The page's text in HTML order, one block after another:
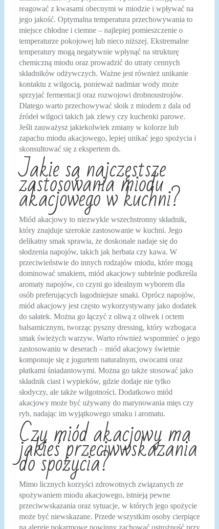
reagować z kwasami obecnymi w miodzie i wpływać na
jego jakość. Optymalna temperatura przechowywania to
miejsce chłodne i ciemne – najlepiej pomieszczenie o
temperaturze pokojowej lub nieco niższej. Ekstremalne
temperatury mogą negatywnie wpłynąć na strukturę
chemiczną miodu oraz prowadzić do utraty cennych
składników odżywczych. Ważne jest również unikanie
kontaktu z wilgocią, ponieważ nadmiar wody może
sprzyjać fermentacji oraz rozwojowi drobnoustrojów.
Dlatego warto przechowywać słoik z miodem z dala od
źródeł wilgoci takich jak zlewy czy kuchenki parowe.
Jeśli zauważysz jakiekolwiek zmiany w kolorze lub
zapachu miodu akacjowego, lepiej unikać jego spożycia i
skonsultować się z ekspertem ds.
Jakie są najczęstsze
zastosowania miodu
akacjowego w kuchni?
Miód akacjowy to niezwykle wszechstronny składnik,
który znajduje szerokie zastosowanie w kuchni. Jego
delikatny smak sprawia, że doskonale nadaje się do
słodzenia napojów, takich jak herbata czy kawa. W
przeciwieństwie do innych rodzajów miodu, które mogą
dominować smakiem, miód akacjowy subtelnie podkreśla
aromaty napojów, co czyni go idealnym wyborem dla
osób preferujących łagodniejsze smaki. Oprócz napojów,
miód akacjowy jest często wykorzystywany jako dodatek
do sałatek. Można go łączyć z oliwą z oliwek i octem
balsamicznym, tworząc pyszny dressing, który wzbogaca
smak świeżych warzyw. Warto również wspomnieć o jego
zastosowaniu w deserach – miód akacjowy świetnie
komponuje się z jogurtem naturalnym, owocami oraz
płatkami śniadaniowymi. Można go także stosować jako
składnik ciast i wypieków, gdzie dodaje nie tylko
słodyczy, ale także wilgotności. Dodatkowo miód
akacjowy może być używany do marynowania mięs czy
ryb, nadając im wyjątkowego smaku i aromatu.
Czy miód akacjowy ma
jakieś przeciwwskazania
do spożycia?
Mimo licznych korzyści zdrowotnych związanych ze
spożywaniem miodu akacjowego, istnieją pewne
przeciwwskazania oraz sytuacje, w których jego spożycie
może być niewskazane. Przede wszystkim osoby cierpiące
na alergie pokarmowe powinny zachować ostrożność przy